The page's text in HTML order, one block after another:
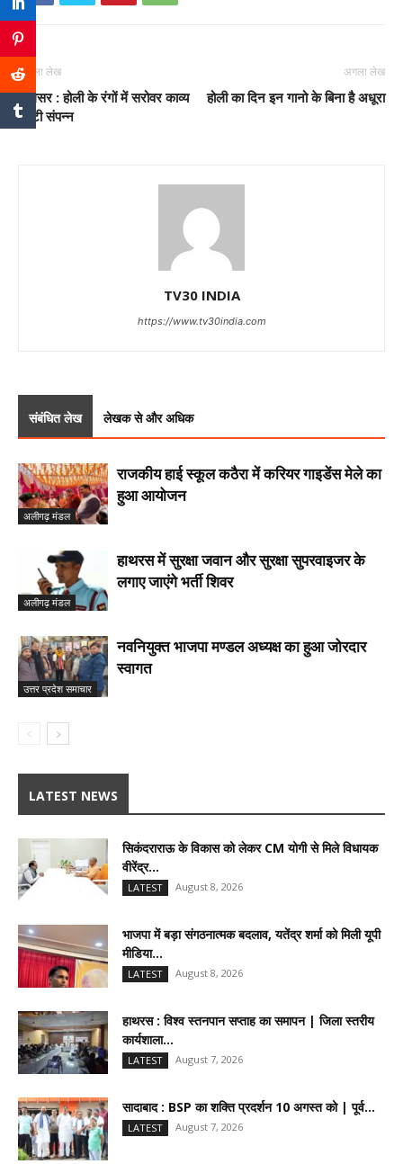
पिछला लेख
जलेसर : होली के रंगों में सरोवर काव्य
गोष्टी संपन्न
अगला लेख
होली का दिन इन गानो के बिना है अधूरा
TV30 INDIA
https://www.tv30india.com
संबंधित लेख लेखक से और अधिक
अलीगढ़ मंडल
राजकीय हाई स्कूल कठैरा में करियर गाइडेंस मेले का
हुआ आयोजन
अलीगढ़ मंडल
हाथरस में सुरक्षा जवान और सुरक्षा सुपरवाइजर के
लगाए जाएंगे भर्ती शिवर
उत्तर प्रदेश समाचार
नवनियुक्त भाजपा मण्डल अध्यक्ष का हुआ जोरदार
स्वागत
LATEST NEWS
सिकंदराराऊ के विकास को लेकर CM योगी से मिले विधायक
वीरेंद्र...
LATEST August 8, 2026
भाजपा में बड़ा संगठनात्मक बदलाव, यतेंद्र शर्मा को मिली यूपी
मीडिया...
LATEST August 8, 2026
हाथरस : विश्व स्तनपान सप्ताह का समापन | जिला स्तरीय
कार्यशाला...
LATEST August 7, 2026
सादाबाद : BSP का शक्ति प्रदर्शन 10 अगस्त को | पूर्व...
LATEST August 7, 2026